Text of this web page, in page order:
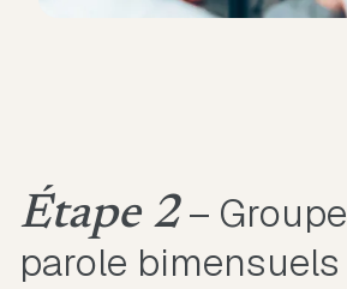
Étape 2–
parole bimensuels